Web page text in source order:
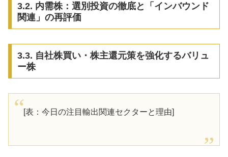
3.2. 内需株：選別投資の徹底と「インバウンド
関連」の再評価
3.3. 自社株買い・株主還元策を強化するバリュ
ー株
[表：今日の注目輸出関連セクターと理由]